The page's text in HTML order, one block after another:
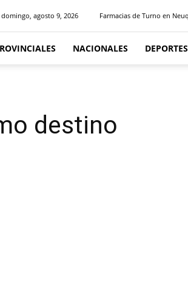
domingo, agosto 9, 2026 Farmacias de Turno en
NACIONALES DEPORTES
destino